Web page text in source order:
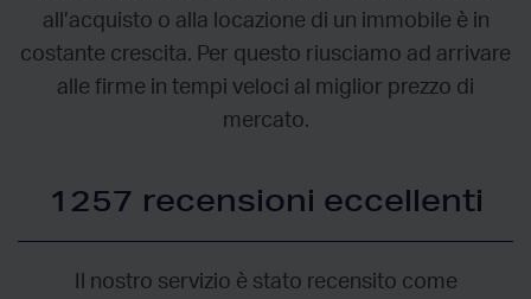
all’acquisto o alla locazione di un immobile è in
costante crescita. Per questo riusciamo ad arrivare
alle firme in tempi veloci al miglior prezzo di
mercato.
1257 recensioni eccellenti
Il nostro servizio è stato recensito come